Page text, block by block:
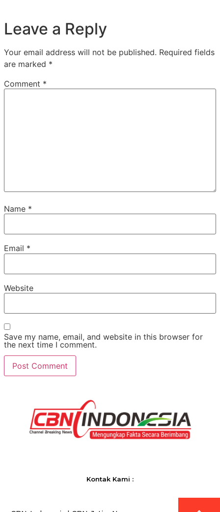
Leave a Reply
Your email address will not be published. Required fields
are marked *
Comment *
Name *
Email *
Website
Save my name, email, and website in this browser for
the next time I comment.
Kontak Kami :